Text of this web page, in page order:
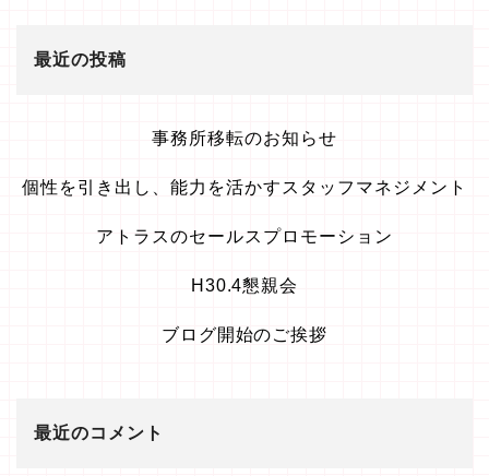
最近の投稿
事務所移転のお知らせ
個性を引き出し、能力を活かすスタッフマネジメント
アトラスのセールスプロモーション
H30.4懇親会
ブログ開始のご挨拶
最近のコメント